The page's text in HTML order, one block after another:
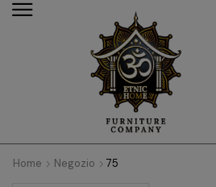
Home Negozio 75